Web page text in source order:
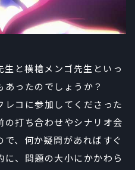
生と横槍メンゴ先生といっ
ったのでしょうか？
コに参加してくださった
の打ち合わせやシナリオ会
、何か疑問があればすぐ
、問題の大小にかかわら